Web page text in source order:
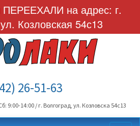
на адрес: г.
Козловская 54с13
26-51-63
9:00-14:00 / г. Волгоград, ул. Козловска 54с13